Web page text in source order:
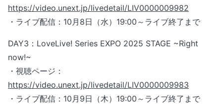
https://video.unext.jp/livedetail/LIV0000009982
・ライブ配信：10月8日（水）19:00～ライブ終了まで
DAY3：LoveLive! Series EXPO 2025 STAGE ~Right
now!~
・視聴ページ：
https://video.unext.jp/livedetail/LIV0000009983
・ライブ配信：10月9日（木）19:00～ライブ終了まで